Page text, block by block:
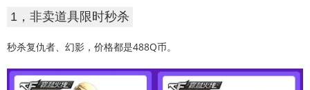
1，非卖道具限时秒杀
秒杀复仇者、幻影，价格都是488Q币。